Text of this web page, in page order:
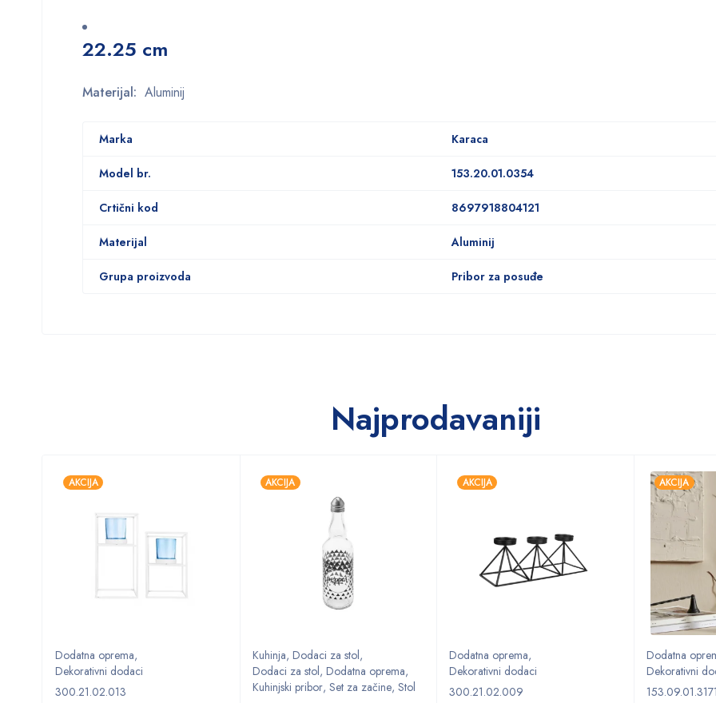
22.25 cm
Materijal: Aluminij
Marka Karaca
Model br. 153.20.01.0354
Crtični kod 8697918804121
Materijal Aluminij
Grupa proizvoda Pribor za posuđe
Najprodavaniji
AKCIJA
Dodatna oprema,
Dekorativni dodaci
300.21.02.013
AKCIJA
Kuhinja, Dodaci za stol,
Dodaci za stol, Dodatna oprema,
Kuhinjski pribor, Set za začine, Stol
AKCIJA
Dodatna oprema,
Dekorativni dodaci
300.21.02.009
AKCIJA
Dodatna
Dekorativni
153.09.01.3171